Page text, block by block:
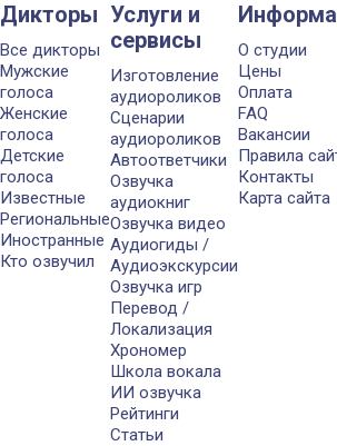
Дикторы
Все дикторы
Мужские
голоса
Женские
голоса
Детские
голоса
Известные
Региональные
Иностранные
Кто озвучил
Услуги и
сервисы
Изготовление
аудиороликов
Сценарии
аудиороликов
Автоответчики
Озвучка
аудиокниг
Озвучка видео
Аудиогиды /
Аудиоэкскурсии
Озвучка игр
Перевод /
Локализация
Хрономер
Школа вокала
ИИ озвучка
Рейтинги
Статьи
О студии
Цены
Оплата
FAQ
Вакансии
Правила
Контакты
Карта сайта